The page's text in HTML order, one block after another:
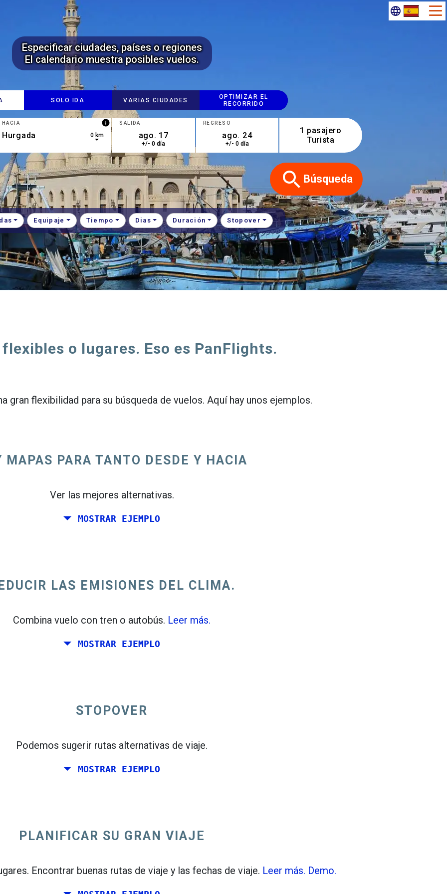
Especificar ciudades, países o regiones
El calendario muestra posibles vuelos.
SOLO IDA VARIAS CIUDADES
OPTIMIZAR EL
RECORRIDO
arrow keys to navigate.
are available, use up and down arrow keys to navigate.
HACIA info
0 km
SALIDA
+/- 0 día
REGRESO
+/- 0 día
1 pasajero
Turista
Búsqueda
Equipaje Tiempo Dias Duración Stopover
flexibles o lugares. Eso es PanFlights.
gran flexibilidad para su búsqueda de vuelos. Aquí hay unos ejemplos.
MAPAS PARA TANTO DESDE Y HACIA
Ver las mejores alternativas.
MOSTRAR EJEMPLO
LAS EMISIONES DEL CLIMA.
Combina vuelo con tren o autobús. Leer más.
MOSTRAR EJEMPLO
STOPOVER
Podemos sugerir rutas alternativas de viaje.
MOSTRAR EJEMPLO
PLANIFICAR SU GRAN VIAJE
Encontrar buenas rutas de viaje y las fechas de viaje. Leer más. Demo.